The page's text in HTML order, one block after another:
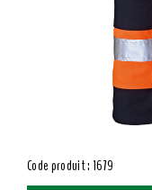
Code produit : 1679